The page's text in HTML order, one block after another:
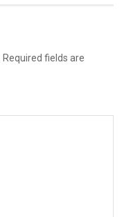
Required fields are